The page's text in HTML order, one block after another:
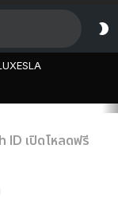
ID เปิดโหลดฟรี